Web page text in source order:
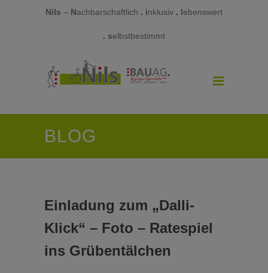
Nils – Nachbarschaftlich . inklusiv . lebenswert
. selbstbestimmt
BLOG
Einladung zum „Dalli-
Klick“ – Foto – Ratespiel
ins Grübentälchen